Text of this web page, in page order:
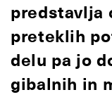
predstavlja
preteklih
delu pa jo
gibalnih in